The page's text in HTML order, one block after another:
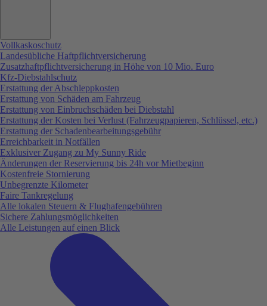
Vollkaskoschutz
Landesübliche Haftpflichtversicherung
Zusatzhaftpflichtversicherung in Höhe von 10 Mio. Euro
Kfz-Diebstahlschutz
Erstattung der Abschleppkosten
Erstattung von Schäden am Fahrzeug
Erstattung von Einbruchschäden bei Diebstahl
Erstattung der Kosten bei Verlust (Fahrzeugpapieren, Schlüssel, etc.)
Erstattung der Schadenbearbeitungsgebühr
Erreichbarkeit in Notfällen
Exklusiver Zugang zu My Sunny Ride
Änderungen der Reservierung bis 24h vor Mietbeginn
Kostenfreie Stornierung
Unbegrenzte Kilometer
Faire Tankregelung
Alle lokalen Steuern & Flughafengebühren
Sichere Zahlungsmöglichkeiten
Alle Leistungen auf einen Blick